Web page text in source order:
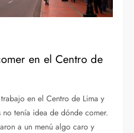
en el Centro de
en el Centro de Lima y
no tenía idea de dónde comer.
a un menú algo caro y